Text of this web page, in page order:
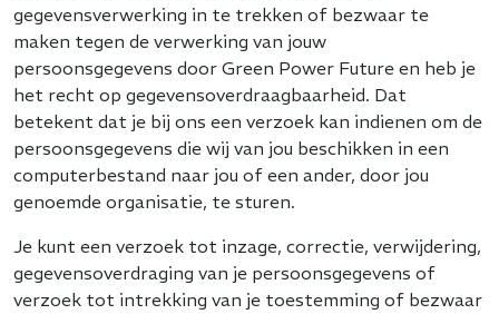
gegevensverwerking in te trekken of bezwaar te
maken tegen de verwerking van jouw
persoonsgegevens door Green Power Future en heb je
het recht op gegevensoverdraagbaarheid. Dat
betekent dat je bij ons een verzoek kan indienen om de
persoonsgegevens die wij van jou beschikken in een
computerbestand naar jou of een ander, door jou
genoemde organisatie, te sturen.
Je kunt een verzoek tot inzage, correctie, verwijdering,
gegevensoverdraging van je persoonsgegevens of
verzoek tot intrekking van je toestemming of bezwaar